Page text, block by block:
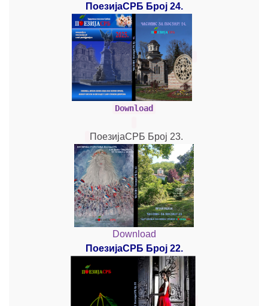
ПоезијаСРБ Број 24.
Download
ПоезијаСРБ Број 23.
Download
ПоезијаСРБ Број 22.